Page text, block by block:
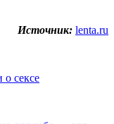
Источник: lenta.ru
о сексе